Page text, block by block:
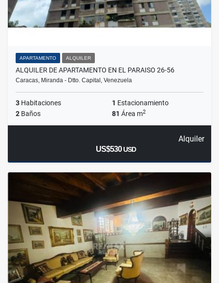
APARTAMENTO ALQUILER
ALQUILER DE APARTAMENTO EN EL PARAISO 26-56
Caracas, Miranda - Dtto. Capital, Venezuela
3 Habitaciones 1 Estacionamiento
2 Baños 81 Área m2
Alquiler
US$530USD